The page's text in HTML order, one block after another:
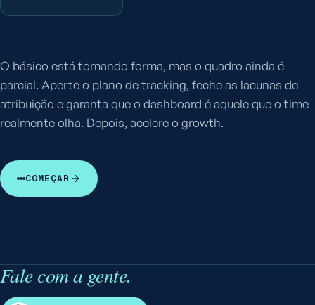
O básico está tomando forma, mas o quadro ainda é
parcial. Aperte o plano de tracking, feche as lacunas de
atribuição e garanta que o dashboard é aquele que o time
realmente olha. Depois, acelere o growth.
COMEÇAR
Fale com a gente.